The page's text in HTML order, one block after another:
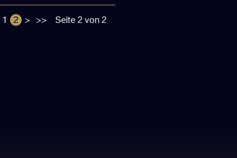
1 2 > >> Seite 2 von 2